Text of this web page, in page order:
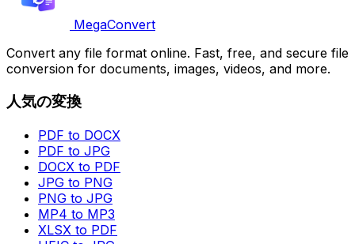
MegaConvert
Convert any file format online. Fast, free, and secure file
conversion for documents, images, videos, and more.
人気の変換
PDF to DOCX
PDF to JPG
DOCX to PDF
JPG to PNG
PNG to JPG
MP4 to MP3
XLSX to PDF